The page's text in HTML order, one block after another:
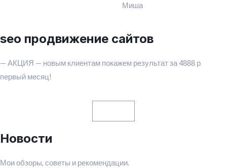
Миша
seo продвижение сайтов
— АКЦИЯ — новым клиентам покажем результат за 4888 р
первый месяц!
Новости
Мои обзоры, советы и рекомендации.